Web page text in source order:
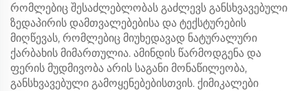
რომლებიც შესაძლებლობას გაძლევს განსხვავებული
ზედაპირის დამთვალებებისა და ტექსტურების
მიღწევას, რომლებიც მიუხედავად ნატურალური
ქარბახის მიმართულია. ამინდის წარმოდგენა და
ფერის მუდმივობა არის საგანი მონაწილეობა,
განსხვავებული გამოყენებებისთვის. ქიმიკალები